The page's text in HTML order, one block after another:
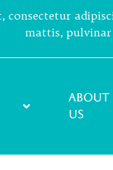
consectetur
mattis, pulvinar
About
Us